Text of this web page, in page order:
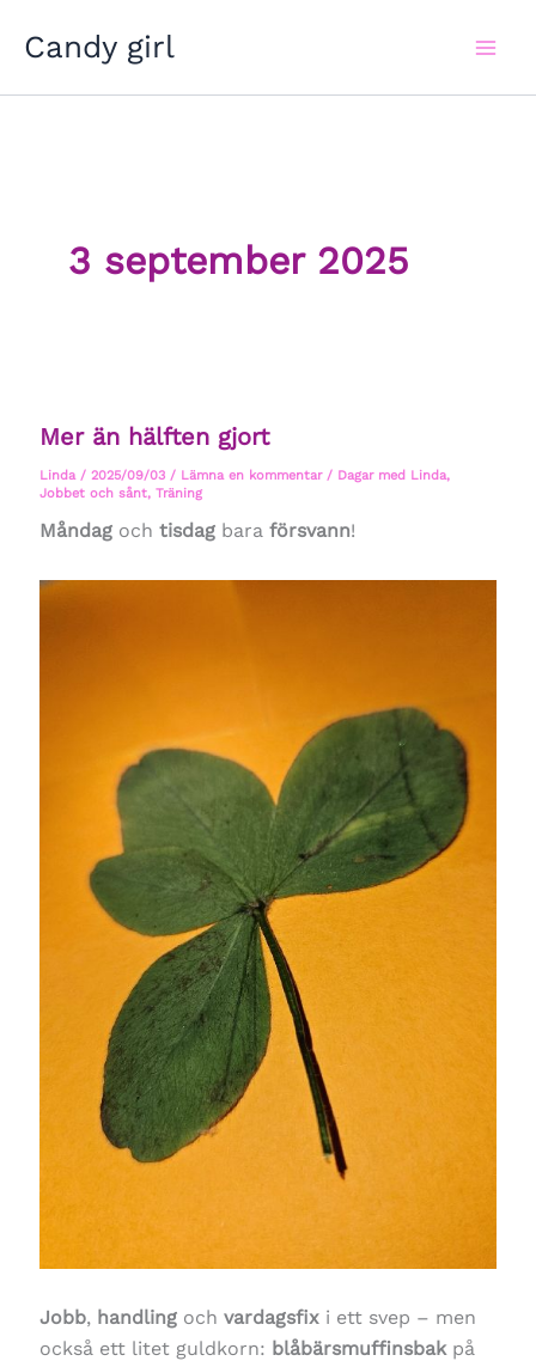
Candy girl
3 september 2025
Mer än hälften gjort
Linda / 2025/09/03 / Lämna en kommentar / Dagar med Linda,
Jobbet och sånt, Träning
Måndagoch tisdagbara försvann!
Jobb, handlingoch vardagsfixi ett svep – men
också ett litet guldkorn: blåbärsmuffinsbak på